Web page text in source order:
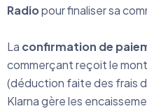
Radiopour finaliser sa
La confirmation de
commerçant reçoit le
(déduction faite des frais
Klarna gère les